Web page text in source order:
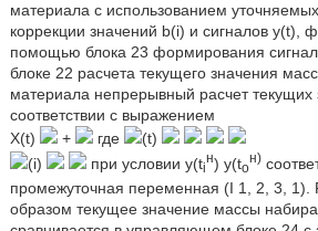
материала с использованием
коррекции значений b(i) и сигналов y(t),
помощью блока 23 формирования
блоке 22 расчета текущего значения
материала непрерывный расчет
соответствии с выражением
X(t)
+ где
(t)
(i)
при условии y(ti
н) y(to
н)
промежуточная переменная (I 1, 2, 3, 1).
образом текущее значение массы